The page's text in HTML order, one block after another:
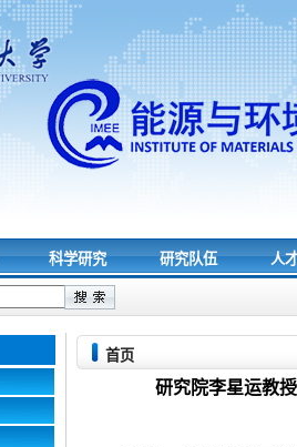
科学研究 研究队伍 人
首页
研究院李星运教